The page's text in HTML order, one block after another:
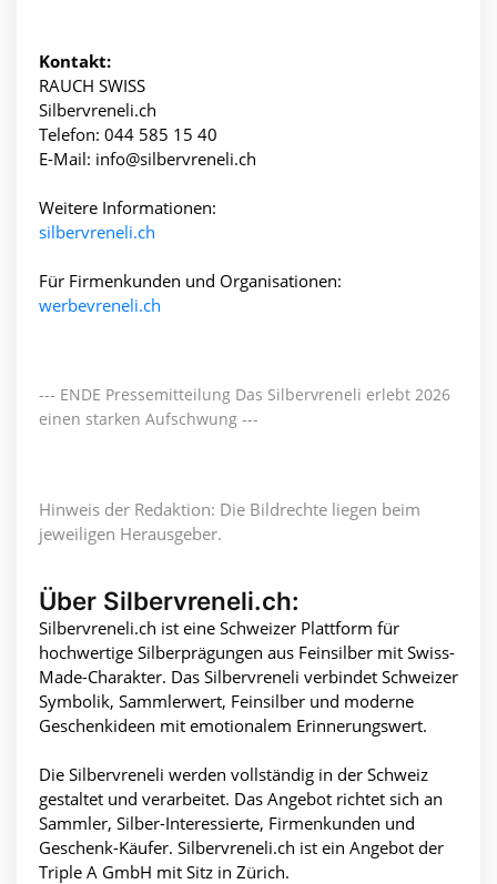
Kontakt:
RAUCH SWISS
Silbervreneli.ch
Telefon: 044 585 15 40
E-Mail: info@silbervreneli.ch
Weitere Informationen:
silbervreneli.ch
Für Firmenkunden und Organisationen:
werbevreneli.ch
--- ENDE Pressemitteilung Das Silbervreneli erlebt 2026
einen starken Aufschwung ---
Hinweis der Redaktion: Die Bildrechte liegen beim
jeweiligen Herausgeber.
Über Silbervreneli.ch:
Silbervreneli.ch ist eine Schweizer Plattform für
hochwertige Silberprägungen aus Feinsilber mit Swiss-
Made-Charakter. Das Silbervreneli verbindet Schweizer
Symbolik, Sammlerwert, Feinsilber und moderne
Geschenkideen mit emotionalem Erinnerungswert.
Die Silbervreneli werden vollständig in der Schweiz
gestaltet und verarbeitet. Das Angebot richtet sich an
Sammler, Silber-Interessierte, Firmenkunden und
Geschenk-Käufer. Silbervreneli.ch ist ein Angebot der
Triple A GmbH mit Sitz in Zürich.